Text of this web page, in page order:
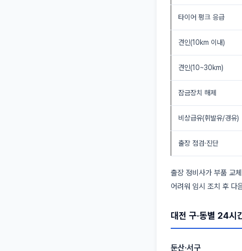
타이어 펑크 응급
견인(10km 이내)
견인(10~30km)
잠금장치 해제
비상급유(휘발유/경유)
출장 점검·진단
출장 정비사가 부품 교
어려워 임시 조치 후 다
대전 구·동별 24시
둔산·서구